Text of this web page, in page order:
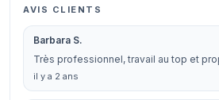
AVIS CLIENTS
Barbara S.
Très professionnel, travail au top et
il y a 2 ans